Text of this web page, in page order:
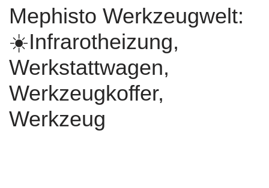
Mephisto Werkzeugwelt:
☀️Infrarotheizung,
Werkstattwagen,
Werkzeugkoffer,
Werkzeug